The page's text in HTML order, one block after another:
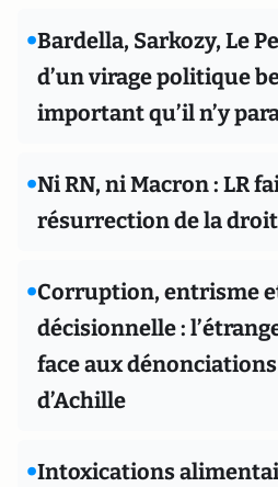
•Bardella, Sarkozy, Le
d’un virage politique
important qu’il n’y
•Ni RN, ni Macron : LR
résurrection de la
•Corruption, entrisme
décisionnelle :
face aux
d’Achille
•Intoxications